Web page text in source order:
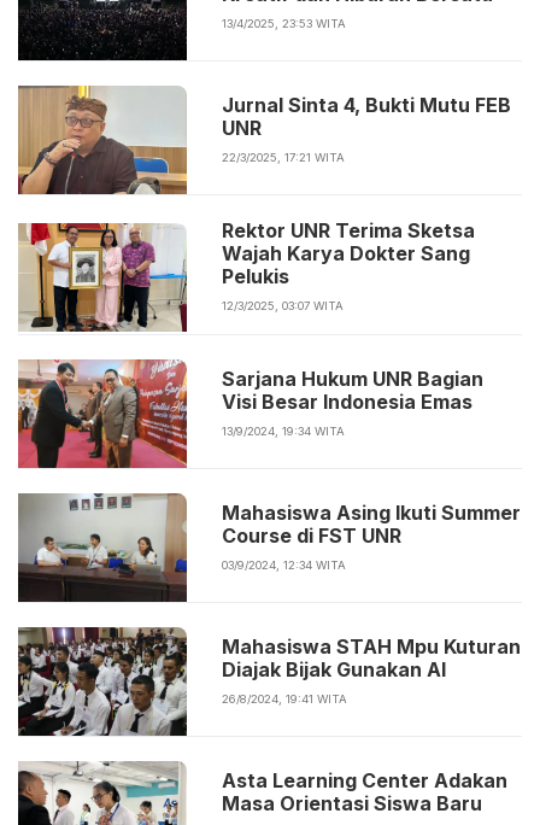
13/4/2025, 23:53 WITA
Jurnal Sinta 4, Bukti Mutu FEB
UNR
22/3/2025, 17:21 WITA
Rektor UNR Terima Sketsa
Wajah Karya Dokter Sang
Pelukis
12/3/2025, 03:07 WITA
Sarjana Hukum UNR Bagian
Visi Besar Indonesia Emas
13/9/2024, 19:34 WITA
Mahasiswa Asing Ikuti Summer
Course di FST UNR
03/9/2024, 12:34 WITA
Mahasiswa STAH Mpu Kuturan
Diajak Bijak Gunakan AI
26/8/2024, 19:41 WITA
Asta Learning Center Adakan
Masa Orientasi Siswa Baru